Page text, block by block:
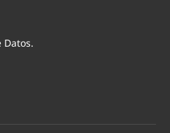
Datos.